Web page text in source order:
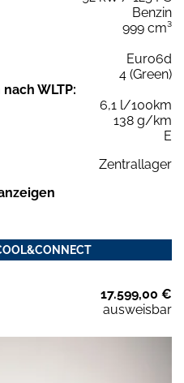
Benzin
999 cm³
Euro6d
4 (Green)
WLTP:
6,1 l/100km
138 g/km
E
Zentrallager
17.599,00 €
ausweisbar